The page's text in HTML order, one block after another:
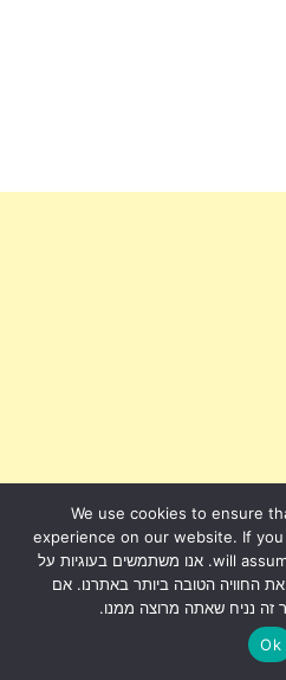
We use cookies to ensure
experience on our website. If
will assume that you are happy with it. אנו משתמשים בעוגיות על
החוויה הטובה ביותר באתרנו. אם
נניח שאתה מרוצה ממנו.
Ok